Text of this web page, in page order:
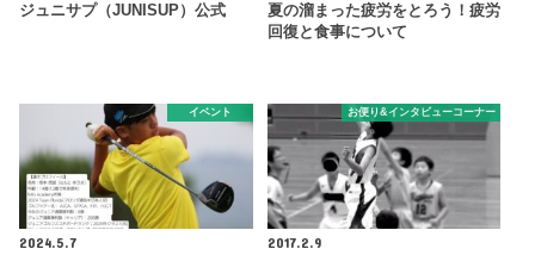
ジュニサプ（JUNISUP）公式
夏の溜まった疲労をとろう！疲労
回復と食事について
イベント
2024.5.7
お便り&インタビューコーナー
2017.2.9